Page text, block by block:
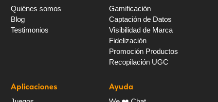
Quiénes somos
Blog
Testimonios
Gamificación
Captación de Datos
Visibilidad de Marca
Fidelización
Promoción Productos
Recopilación UGC
Aplicaciones Ayuda